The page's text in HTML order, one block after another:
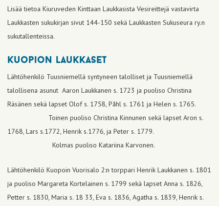
Lisää tietoa Kiuruveden Kinttaan Laukkasista Vesireittejä vastavirta
Laukkasten sukukirjan sivut 144-150 sekä Laukkasten Sukuseura ry.n
sukutallenteissa.
kuopion laukkaset
Lähtöhenkilö Tuusniemellä syntyneen talolliset ja Tuusniemellä
talollisena asunut Aaron Laukkanen s. 1723 ja puoliso Christina
Räsänen sekä lapset Olof s. 1758, Påhl s. 1761 ja Helen s. 1765.
Toinen puoliso Christina Kinnunen sekä lapset Aron s.
1768, Lars s.1772, Henrik s.1776, ja Peter s. 1779.
Kolmas puoliso Katariina Karvonen.
Lähtöhenkilö Kuopoin Vuorisalo 2:n torppari Henrik Laukkanen s. 1801
ja puoliso Margareta Kortelainen s. 1799 sekä lapset Anna s. 1826,
Petter s. 1830, Maria s. 18 33, Eva s. 1836, Agatha s. 1839, Henrik s.